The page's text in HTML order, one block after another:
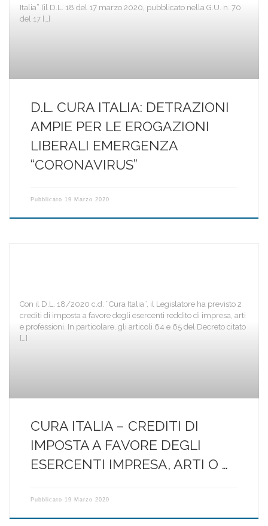
Italia” (il D.L. 18 del 17 marzo 2020, pubblicato nella G.U. n. 70
del 17 […]
D.L. CURA ITALIA: DETRAZIONI
AMPIE PER LE EROGAZIONI
LIBERALI EMERGENZA
“CORONAVIRUS”
Pubblicato 19 Marzo 2020
Con il D.L. 18/2020 c.d. “Cura Italia”, il Legislatore ha previsto 2
crediti di imposta a favore degli esercenti reddito di impresa, arti
e professioni. In particolare, gli articoli 64 e 65 del Decreto citato
[…]
CURA ITALIA – CREDITI DI
IMPOSTA A FAVORE DEGLI
ESERCENTI IMPRESA, ARTI O …
Pubblicato 19 Marzo 2020